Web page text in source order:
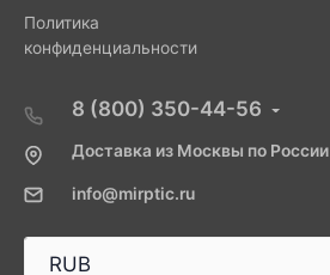
Политика
конфиденциальности
8 (800) 350-44-56
Доставка из Москвы по России
info@mirptic.ru